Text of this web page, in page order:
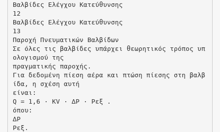
Βαλβίδες Ελέγχου Κατεύθυνσης
12
Βαλβίδες Ελέγχου Κατεύθυνσης
13
Παροχή Πνευµατικών Βαλβίδων
Σε όλες τις βαλβίδες υπάρχει θεωρητικός τρόπος υπ
ολογισµού της
πραγµατικής παροχής.
Για δεδοµένη πίεση αέρα και πτώση πίεσης στη βαλβ
ίδα, η σχέση αυτή
είναι:
Q = 1,6 ⋅ KV ⋅ ∆P ⋅ Pεξ .
όπου:
∆Ρ
Ρεξ.